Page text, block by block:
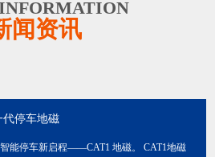
闻资讯
代停车地磁
智能停车新启程——CAT1 地磁。 CAT1地磁